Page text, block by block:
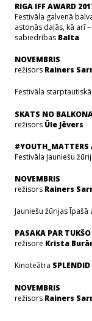
RIGA IFF AWARD
Festivāla galvenā
astoņās daļās, kā arī
sabiedrības Balta
NOVEMBRIS
režisors Rainers
Festivāla
SKATS NO
režisors Ūle Jēvers
#YOUTH_MATTERS
Festivāla Jauniešu
NOVEMBRIS
režisors Rainers
Jauniešu žūrijas Īpašā
PASAKA PAR
režisore Krista
Kinoteātra SPLENDID
NOVEMBRIS
režisors Rainers